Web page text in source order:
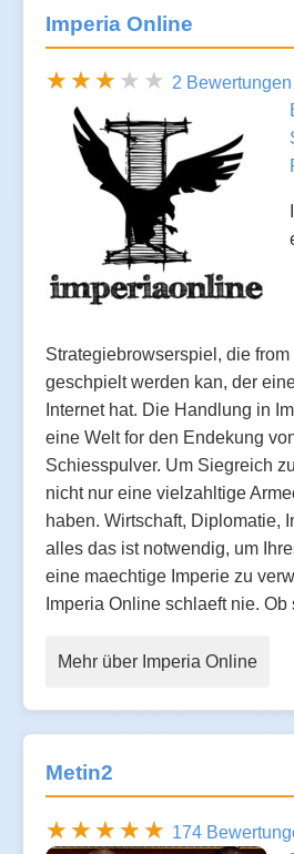
Imperia Online
2 Bewertungen
Strategiebrowserspiel, die
geschpielt werden kan, der
Internet hat. Die Handlung in
eine Welt for den Endekung
Schiesspulver. Um Siegreich
nicht nur eine vielzahltige
haben. Wirtschaft, Diplomatie,
alles das ist notwendig, um
eine maechtige Imperie zu
Imperia Online schlaeft nie.
Mehr über Imperia Online
Metin2
174